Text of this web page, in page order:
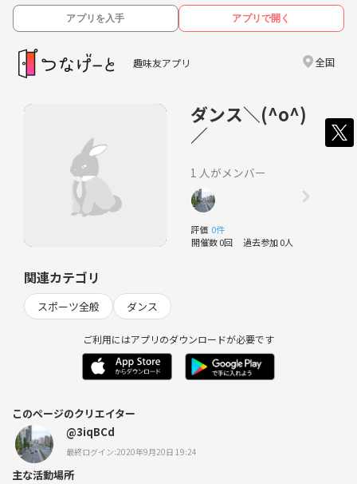
アプリを入手 アプリで開く
趣味友アプリ 全国
ダンス＼(^o^)
／
1 人がメンバー
評価 0件
開催数 0回 過去参加 0人
関連カテゴリ
スポーツ全般 ダンス
ご利用にはアプリのダウンロードが必要です
このページのクリエイター
@3iqBCd
最終ログイン:2020年9月20日 19:24
主な活動場所